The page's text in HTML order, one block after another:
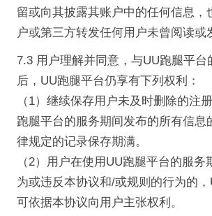
留或向其披露其账户中的任何信息，
户或第三方转发任何用户未曾阅读或
7.3 用户理解并同意，与UU跑腿平台
后，UU跑腿平台仍享有下列权利：
（1）继续保存用户未及时删除的注
跑腿平台的服务期间发布的所有信息
律规定的记录保存期满。
（2）用户在使用UU跑腿平台的服务
为或违反本协议和/或规则的行为的
可依据本协议向用户主张权利。